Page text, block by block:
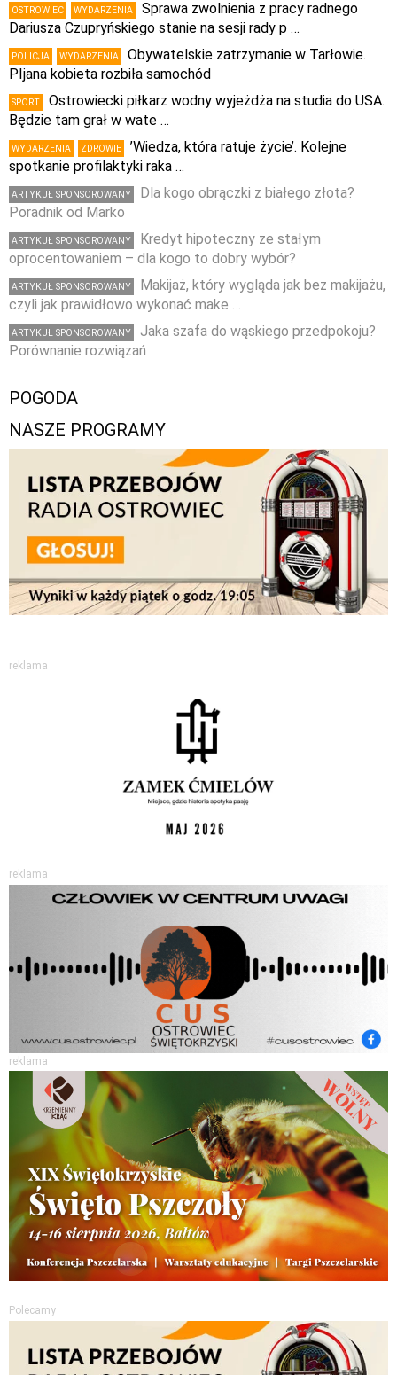
OSTROWIEC WYDARZENIA
Sprawa zwolnienia z pracy radnego
Dariusza Czupryńskiego stanie na sesji rady p …
POLICJA WYDARZENIA
Obywatelskie zatrzymanie w Tarłowie.
PIjana kobieta rozbiła samochód
SPORT
Ostrowiecki piłkarz wodny wyjeżdża na studia do USA.
Będzie tam grał w wate …
WYDARZENIA ZDROWIE
’Wiedza, która ratuje życie’. Kolejne
spotkanie profilaktyki raka …
ARTYKUŁ SPONSOROWANY
Dla kogo obrączki z białego złota?
Poradnik od Marko
ARTYKUŁ SPONSOROWANY
Kredyt hipoteczny ze stałym
oprocentowaniem – dla kogo to dobry wybór?
ARTYKUŁ SPONSOROWANY
Makijaż, który wygląda jak bez makijażu,
czyli jak prawidłowo wykonać make …
ARTYKUŁ SPONSOROWANY
Jaka szafa do wąskiego przedpokoju?
Porównanie rozwiązań
POGODA
NASZE PROGRAMY
reklama
reklama
reklama
Polecamy